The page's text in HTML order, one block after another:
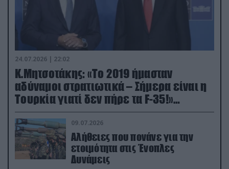
24.07.2026 | 22:02
Κ.Μητσοτάκης: «Το 2019 ήμασταν
αδύναμοι στρατιωτικά – Σήμερα είναι η
Τουρκία γιατί δεν πήρε τα F-35!»
(βίντεο)
09.07.2026
Αλήθειες που πονάνε για την
ετοιμότητα στις Ένοπλες
Δυνάμεις